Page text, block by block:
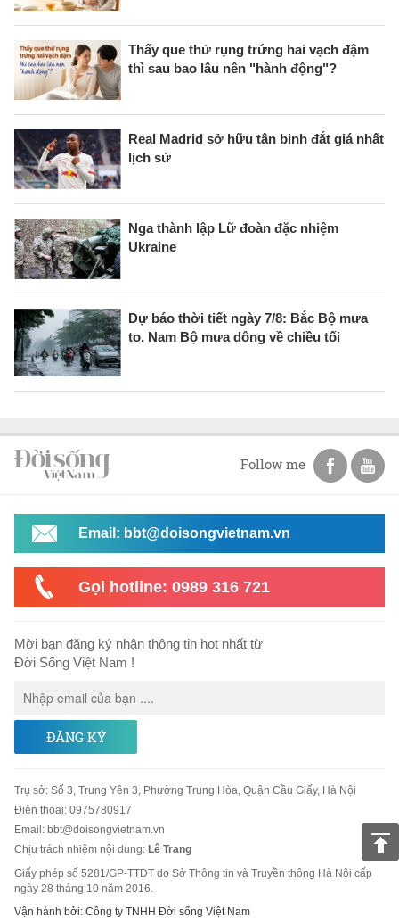
Thấy que thử rụng trứng hai vạch đậm
thì sau bao lâu nên "hành động"?
Real Madrid sở hữu tân binh đắt giá nhất
lịch sử
Nga thành lập Lữ đoàn đặc nhiệm
Ukraine
Dự báo thời tiết ngày 7/8: Bắc Bộ mưa
to, Nam Bộ mưa dông về chiều tối
Follow me
Email: bbt@doisongvietnam.vn
Gọi hotline: 0989 316 721
Mời bạn đăng ký nhận thông tin hot nhất từ
Đời Sống Việt Nam !
ĐĂNG KÝ
Trụ sở: Số 3, Trung Yên 3, Phường Trung Hòa, Quận Cầu Giấy, Hà Nội
Điện thoại: 0975780917
Email: bbt@doisongvietnam.vn
Chịu trách nhiệm nội dung: Lê Trang
Giấy phép số 5281/GP-TTĐT do Sở Thông tin và Truyền thông Hà Nội cấp
ngày 28 tháng 10 năm 2016.
Vận hành bởi: Công ty TNHH Đời sống Việt Nam